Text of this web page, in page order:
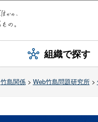
組織で探す
竹島関係> Web竹島問題研究所>